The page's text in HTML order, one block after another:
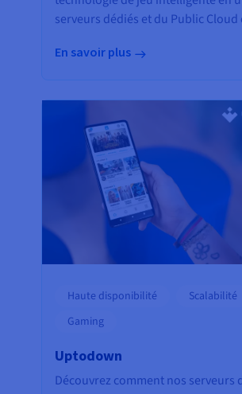
serveurs dédiés et du Public
En savoir plus
Haute disponibilité
Scalabilité
Gaming
Uptodown
Découvrez comment nos serveurs